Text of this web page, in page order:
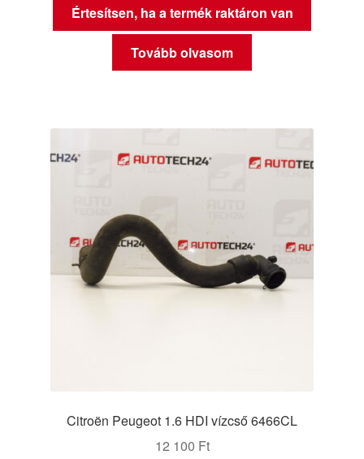
Értesítsen, ha a termék raktáron van
Tovább olvasom
Citroën Peugeot 1.6 HDI vízcső 6466CL
12 100 Ft